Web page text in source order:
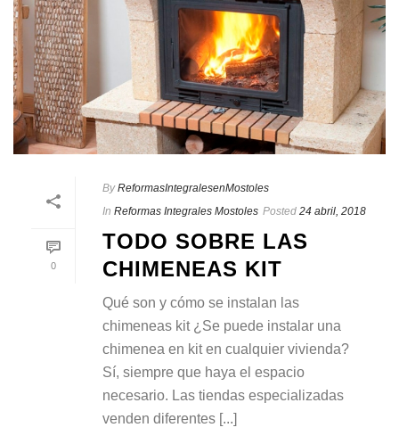
0
By ReformasIntegralesenMostoles
In Reformas Integrales Mostoles Posted 24 abril, 2018
TODO SOBRE LAS
CHIMENEAS KIT
Qué son y cómo se instalan las
chimeneas kit ¿Se puede instalar una
chimenea en kit en cualquier vivienda?
Sí, siempre que haya el espacio
necesario. Las tiendas especializadas
venden diferentes [...]